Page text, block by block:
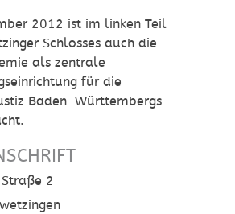
2012 ist im linken Teil
Schlosses auch die
als zentrale
für die
Baden-Württembergs
2